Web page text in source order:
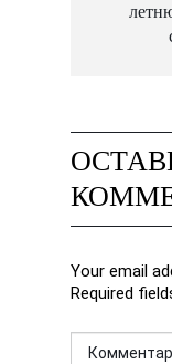
Your email
Required